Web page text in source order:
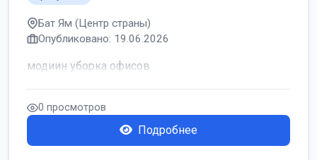
Бат Ям (Центр страны)
Опубликовано: 19.06.2026
модиин уборка офисов
0 просмотров
Подробнее